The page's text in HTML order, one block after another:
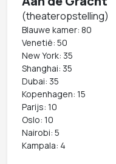
(theateropstelling)
Blauwe kamer: 80
Venetië: 50
New York: 35
Shanghai: 35
Dubai: 35
Kopenhagen: 15
Parijs: 10
Oslo: 10
Nairobi: 5
Kampala: 4